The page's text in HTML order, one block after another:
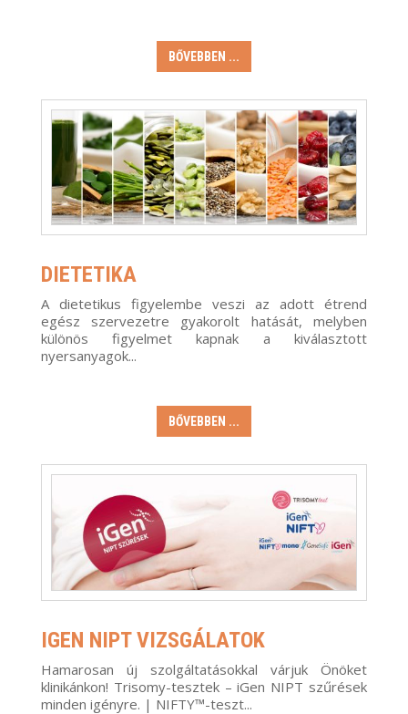
BŐVEBBEN ...
DIETETIKA
A dietetikus figyelembe veszi az adott étrend
egész szervezetre gyakorolt hatását, melyben
különös figyelmet kapnak a kiválasztott
nyersanyagok...
BŐVEBBEN ...
IGEN NIPT VIZSGÁLATOK
Hamarosan új szolgáltatásokkal várjuk Önöket
klinikánkon! Trisomy-tesztek – iGen NIPT szűrések
minden igényre. | NIFTY™-teszt...